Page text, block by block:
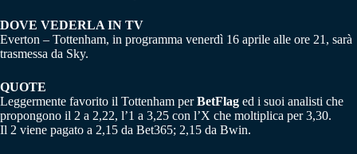
DOVE VEDERLA IN TV
Everton – Tottenham, in programma venerdì 16 aprile alle ore 21, sarà
trasmessa da Sky.
QUOTE
Leggermente favorito il Tottenham perBetFlag ed i suoi analisti che
propongono il 2 a 2,22, l’1 a 3,25 con l’X che moltiplica per 3,30.
Il 2 viene pagato a 2,15 da Bet365; 2,15 da Bwin.